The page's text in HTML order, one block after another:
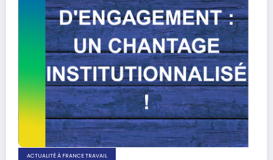
ACTUALITÉ À FRANCE TRAVAIL